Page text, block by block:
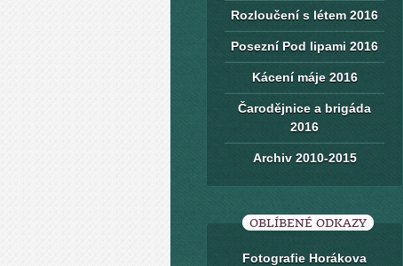
Rozloučení s létem 2016
Posezní Pod lipami 2016
Kácení máje 2016
Čarodějnice a brigáda
2016
Archiv 2010-2015
OBLÍBENÉ ODKAZY
Fotografie Horákova